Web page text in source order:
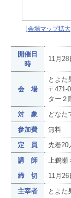
［会場マップ拡大
開催日
時
11月
会 場
とよた
〒
ター
対 象
どなた
参加費
無料
定 員
先着20
講 師
上鵜
締 切
11月26
主宰者
とよた